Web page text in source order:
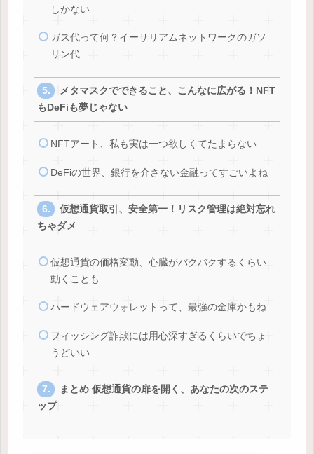
しかない
ガス代って何？イーサリアムネットワークのガソ
リン代
メタマスクでできること、こんなに広がる！NFT
もDeFiも夢じゃない
NFTアート、私も実は一つ欲しくてたまらない
DeFiの世界、銀行を介さない金融ってすごいよね
仮想通貨取引、安全第一！リスク管理は絶対忘れ
ちゃダメ
仮想通貨の価格変動、心臓がバクバクするくらい
動くことも
ハードウェアウォレットって、最強の金庫かもね
フィッシング詐欺には用心深すぎるくらいでちょ
うどいい
まとめ 仮想通貨の扉を開く、あなたの次のステ
ップ